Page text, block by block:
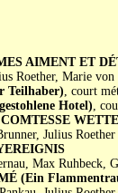
AIMENT ET
Roether, Marie
Teilhaber), court
Hotel),
Julius Roether
Max Ruhbeck,
(Ein